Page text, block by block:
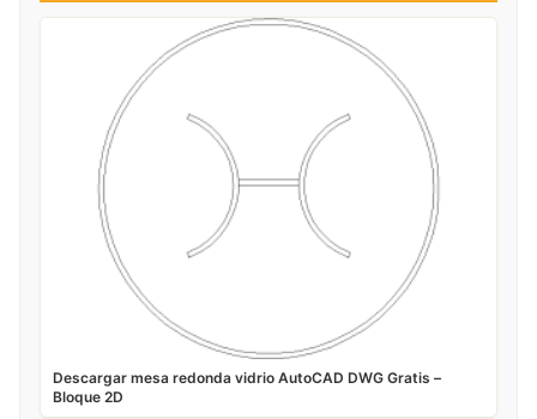
Descargar mesa redonda vidrio AutoCAD DWG Gratis –
Bloque 2D